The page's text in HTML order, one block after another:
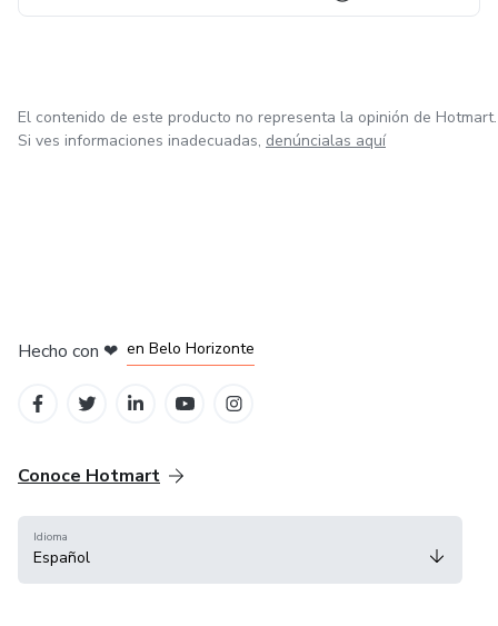
El contenido de este producto no representa la opinión de Hotmart.
Si ves informaciones inadecuadas, denúncialas aquí
Hecho con ❤ en Belo Horizonte
Conoce Hotmart
Idioma
Español